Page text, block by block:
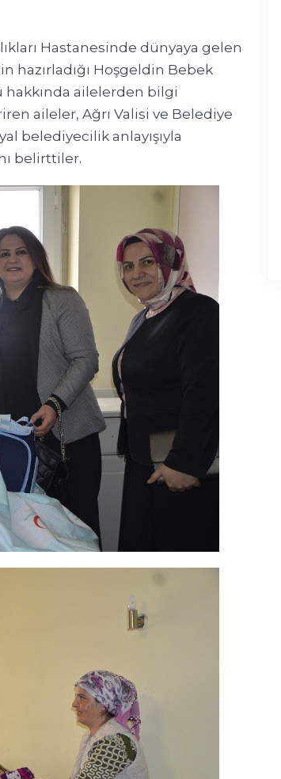
Hastanesinde dünyaya gelen
hazırladığı Hoşgeldin Bebek
ailelerden bilgi
aileler, Ağrı Valisi ve Belediye
belediyecilik anlayışıyla
belirttiler.